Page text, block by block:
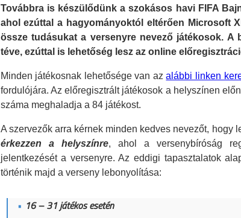
Továbbra is készülődünk a szokásos havi FIFA
ahol ezúttal a hagyományoktól eltérően Microsoft
össze tudásukat a versenyre nevező játékosok. A
téve, ezúttal is lehetőség lesz az online
Minden játékosnak lehetősége van azalábbi linken
fordulójára. Az előregisztrált játékosok a helyszínen
száma meghaladja a 84 játékost.
A szervezők arra kérnek minden kedves nevezőt, hogy
érkezzen a helyszínre, ahol a versenybíróság
jelentkezését a versenyre. Az eddigi tapasztalatok
történik majd a verseny lebonyolítása:
16 – 31 játékos esetén